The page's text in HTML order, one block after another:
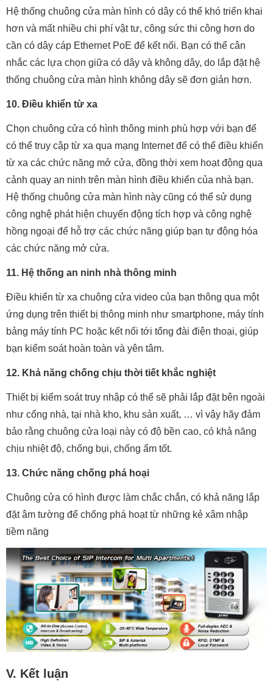
Hệ thống chuông cửa màn hình có dây có thể khó triển khai
hơn và mất nhiều chi phí vật tư, công sức thi công hơn do
cần có dây cáp Ethernet PoE để kết nối. Bạn có thể cân
nhắc các lựa chọn giữa có dây và không dây, do lắp đặt hệ
thống chuông cửa màn hình không dây sẽ đơn giản hơn.
10. Điều khiển từ xa
Chọn chuông cửa có hình thông minh phù hợp với bạn để
có thể truy cập từ xa qua mạng Internet để có thể điều khiển
từ xa các chức năng mở cửa, đồng thời xem hoạt động qua
cảnh quay an ninh trên màn hình điều khiển của nhà bạn.
Hệ thống chuông cửa màn hình này cũng có thể sử dụng
công nghệ phát hiện chuyển động tích hợp và công nghệ
hồng ngoại để hỗ trợ các chức năng giúp bạn tự động hóa
các chức năng mở cửa.
11. Hệ thống an ninh nhà thông minh
Điều khiển từ xa chuông cửa video của bạn thông qua một
ứng dụng trên thiết bị thông minh như smartphone, máy tính
bảng máy tính PC hoặc kết nối tới tổng đài điện thoại, giúp
bạn kiểm soát hoàn toàn và yên tâm.
12. Khả năng chống chịu thời tiết khắc nghiệt
Thiết bị kiểm soát truy nhập có thể sẽ phải lắp đặt bên ngoài
như cổng nhà, tại nhà kho, khu sản xuất, … vì vậy hãy đảm
bảo rằng chuông cửa loại này có độ bền cao, có khả năng
chịu nhiệt độ, chống bụi, chống ẩm tốt.
13. Chức năng chống phá hoại
Chuông cửa có hình được làm chắc chắn, có khả năng lắp
đặt âm tường để chống phá hoạt từ những kẻ xâm nhập
tiềm năng
V. Kết luận